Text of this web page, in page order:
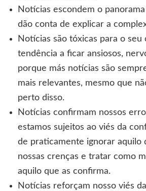
Notícias escondem o
dão conta de explicar a
Notícias são tóxicas para o
tendência a ficar ansiosos,
porque más notícias são
mais relevantes, mesmo que
perto disso.
Notícias confirmam nossos
estamos sujeitos ao viés da
de praticamente ignorar aquilo
nossas crenças e tratar como
aquilo que as confirma.
Notícias reforçam nosso viés